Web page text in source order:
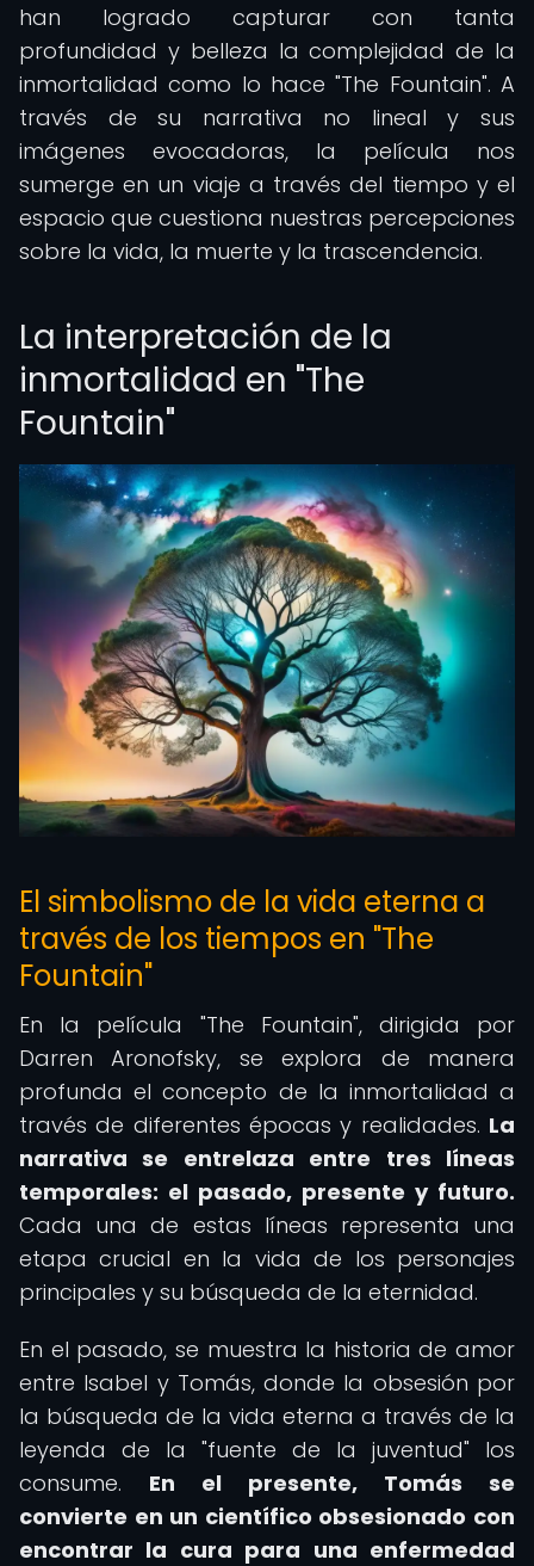
han logrado capturar con tanta
profundidad y belleza la complejidad de la
inmortalidad como lo hace "The Fountain". A
través de su narrativa no lineal y sus
imágenes evocadoras, la película nos
sumerge en un viaje a través del tiempo y el
espacio que cuestiona nuestras percepciones
sobre la vida, la muerte y la trascendencia.
La interpretación de la
inmortalidad en "The
Fountain"
El simbolismo de la vida eterna a
través de los tiempos en "The
Fountain"
En la película "The Fountain", dirigida por
Darren Aronofsky, se explora de manera
profunda el concepto de la inmortalidad a
través de diferentes épocas y realidades. La
narrativa se entrelaza entre tres líneas
temporales: el pasado, presente y futuro.
Cada una de estas líneas representa una
etapa crucial en la vida de los personajes
principales y su búsqueda de la eternidad.
En el pasado, se muestra la historia de amor
entre Isabel y Tomás, donde la obsesión por
la búsqueda de la vida eterna a través de la
leyenda de la "fuente de la juventud" los
consume. En el presente, Tomás se
convierte en un científico obsesionado con
encontrar la cura para una enfermedad